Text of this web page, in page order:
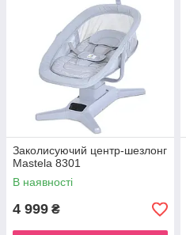
Заколисуючий центр-шезлонг
Mastela 8301
В наявності
4 999 ₴